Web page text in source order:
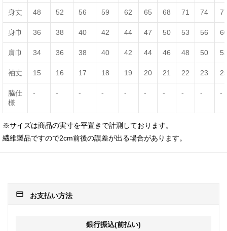
身丈 48 52 56 59 62 65 68 71 74
身巾 36 38 40 42 44 47 50 53 56
肩巾 34 36 38 40 42 44 46 48 50
袖丈 15 16 17 18 19 20 21 22 23
脇仕
様
- - - - - - - - - -
※サイズは商品の実寸を平置きで計測しております。
繊維製品ですので2cm前後の誤差が出る場合があります。
payment お支払い方法
銀行振込(前払い)